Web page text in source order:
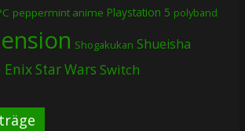
peppermint anime Playstation 5 polyband
Shogakukan Shueisha
EnixStar Wars Switch